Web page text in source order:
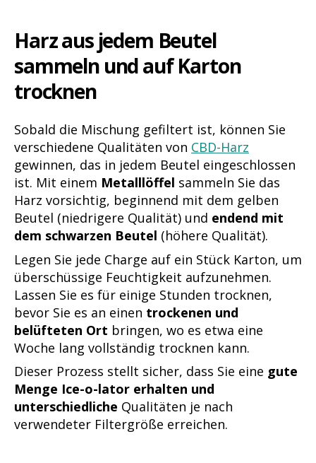
Harz aus jedem Beutel
sammeln und auf Karton
trocknen
Sobald die Mischung gefiltert ist, können Sie
verschiedene Qualitäten von CBD-Harz
gewinnen, das in jedem Beutel eingeschlossen
ist. Mit einem Metalllöffel sammeln Sie das
Harz vorsichtig, beginnend mit dem gelben
Beutel (niedrigere Qualität) und endend mit
dem schwarzen Beutel (höhere Qualität).
Legen Sie jede Charge auf ein Stück Karton, um
überschüssige Feuchtigkeit aufzunehmen.
Lassen Sie es für einige Stunden trocknen,
bevor Sie es an einen trockenen und
belüfteten Ort bringen, wo es etwa eine
Woche lang vollständig trocknen kann.
Dieser Prozess stellt sicher, dass Sie eine gute
Menge Ice-o-lator erhalten und
unterschiedliche Qualitäten je nach
verwendeter Filtergröße erreichen.